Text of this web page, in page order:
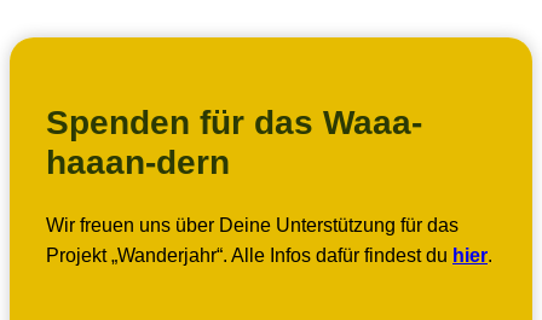
Spenden für das Waaa-
haaan-dern
Wir freuen uns über Deine Unterstützung für das
Projekt „Wanderjahr“. Alle Infos dafür findest du hier.